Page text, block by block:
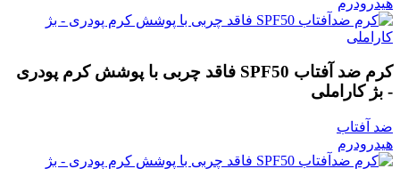
هیدرودرم
کرم ضد آفتاب SPF50 فاقد چربی با پوشش کرم پودری
- بژ کاراملی
ضد آفتاب
هیدرودرم